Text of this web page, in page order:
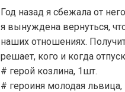
Год назад я сбежала от
я вынуждена вернуться,
наших отношениях.
решает, кого и когда
# герой козлина, 1шт.
# героиня молодая львица,